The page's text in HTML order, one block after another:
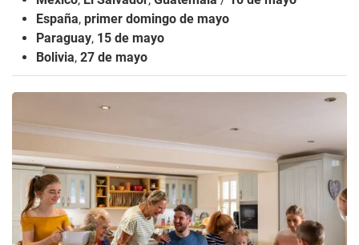
España, primer domingo de mayo
Paraguay, 15 de mayo
Bolivia, 27 de mayo